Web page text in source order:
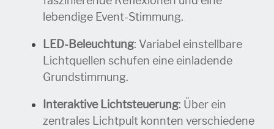
lebendige Event-Stimmung.
LED-Beleuchtung: Variabel einstellbare
Lichtquellen schufen eine einladende
Grundstimmung.
Interaktive Lichtsteuerung: Über ein
zentrales Lichtpult konnten verschiedene